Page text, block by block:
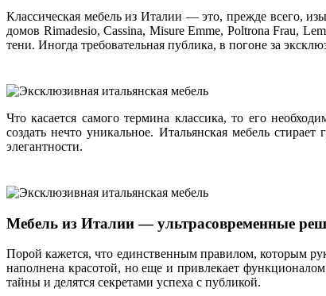
Классическая мебель из Италии — это, прежде всего,
домов Rimadesio, Cassina, Misure Emme, Poltrona Frau,
тени. Иногда требовательная публика, в погоне за
Что касается самого термина классика, то его
создать нечто уникальное. Итальянская мебель
элегантности.
Мебель из Италии — ультрасовременные
Порой кажется, что единственным правилом, которым
наполнена красотой, но еще и привлекает
тайны и делятся секретами успеха с публикой.